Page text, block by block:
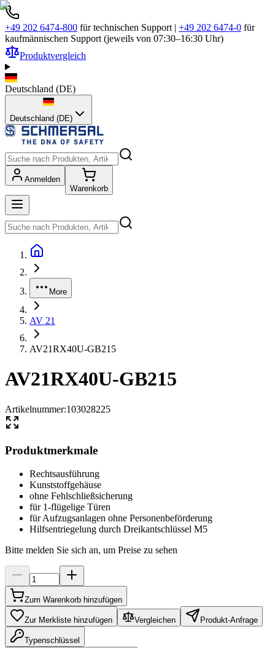
+49 202 6474-800 für technischen Support | +49 202 6474-0 für
kaufmännischen Support (jeweils von 07:30–16:30 Uhr)
Produktvergleich
Deutschland (DE)
Deutschland (DE)
Anmelden
Warenkorb
More
AV 21
AV21RX40U-GB215
AV21RX40U-GB215
Artikelnummer:103028225
Produktmerkmale
Rechtsausführung
Kunststoffgehäuse
ohne Fehlschließsicherung
für 1-flügelige Türen
für Aufzugsanlagen ohne Personenbeförderung
Hilfsentriegelung durch Dreikantschlüssel M5
Bitte melden Sie sich an, um Preise zu sehen
Zum Warenkorb hinzufügen
Zur Merkliste hinzufügen Vergleichen Produkt-Anfrage
Typenschlüssel